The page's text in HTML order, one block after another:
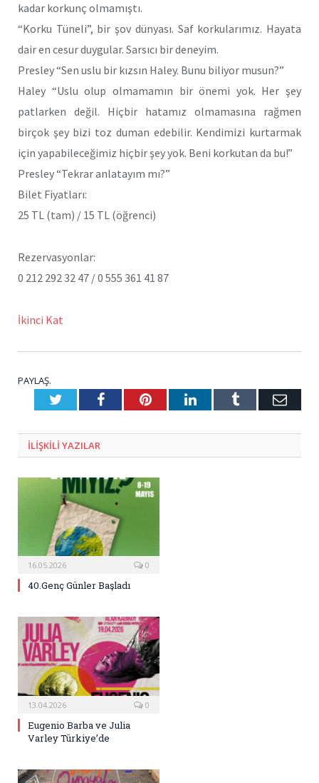
kadar korkunç olmamıştı.
“Korku Tüneli”, bir şov dünyası. Saf korkularımız. Hayata
dair en cesur duygular. Sarsıcı bir deneyim.
Presley “Sen uslu bir kızsın Haley. Bunu biliyor musun?”
Haley “Uslu olup olmamamın bir önemi yok. Her şey
patlarken değil. Hiçbir hatamız olmamasına rağmen
birçok şey bizi toz duman edebilir. Kendimizi kurtarmak
için yapabileceğimiz hiçbir şey yok. Beni korkutan da bu!”
Presley “Tekrar anlatayım mı?”
Bilet Fiyatları:
25 TL (tam) / 15 TL (öğrenci)
Rezervasyonlar:
0 212 292 32 47 / 0 555 361 41 87
İkinci Kat
PAYLAŞ.
TwitterFacebookPinterestLinkedInTumblr E-
ILIŞKILI YAZILAR
16.05.2026 0
40.Genç Günler Başladı
13.04.2026 0
Eugenio Barba ve Julia
Varley Türkiye’de